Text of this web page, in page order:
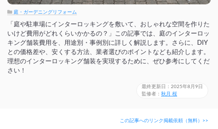
庭・ガーデニングリフォーム
「庭や駐車場にインターロッキングを敷いて、おしゃれな空間を作りた
いけど費用がどれくらいかかるの？」この記事では、庭のインターロッ
キング舗装費用を、用途別・事例別に詳しく解説します。さらに、DIY
との価格差や、安くする方法、業者選びのポイントなども紹介します。
理想のインターロッキング舗装を実現するために、ぜひ参考にしてくだ
さい！
最終更新日：2025年8月9日
監修者： 秋月 桜
この記事へのリンク掲載依頼（無料）>>